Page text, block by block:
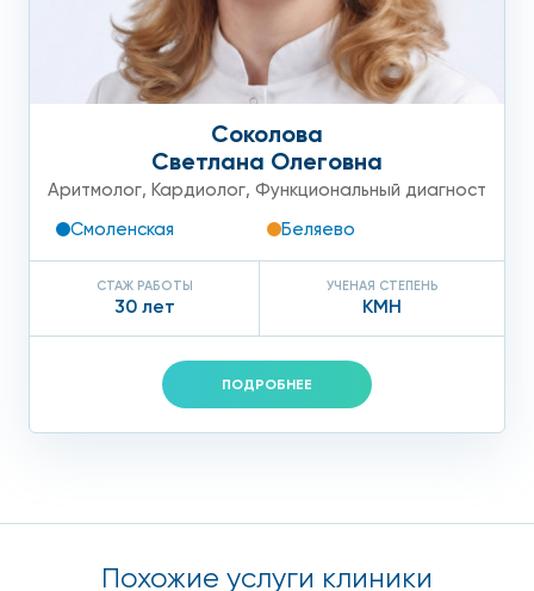
Соколова
Светлана Олеговна
Аритмолог, Кардиолог, Функциональный диагност
Смоленская
Беляево
СТАЖ РАБОТЫ
30 лет
УЧЕНАЯ СТЕПЕНЬ
КМН
ПОДРОБНЕЕ
Похожие услуги клиники